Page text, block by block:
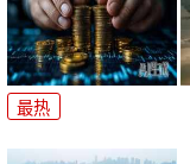
最热